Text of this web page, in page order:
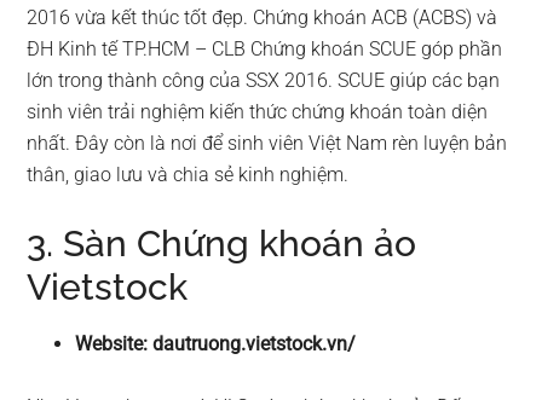
2016 vừa kết thúc tốt đẹp. Chứng khoán ACB (ACBS) và
ĐH Kinh tế TP.HCM – CLB Chứng khoán SCUE góp phần
lớn trong thành công của SSX 2016. SCUE giúp các bạn
sinh viên trải nghiệm kiến thức chứng khoán toàn diện
nhất. Đây còn là nơi để sinh viên Việt Nam rèn luyện bản
thân, giao lưu và chia sẻ kinh nghiệm.
3. Sàn Chứng khoán ảo
Vietstock
Website: dautruong.vietstock.vn/